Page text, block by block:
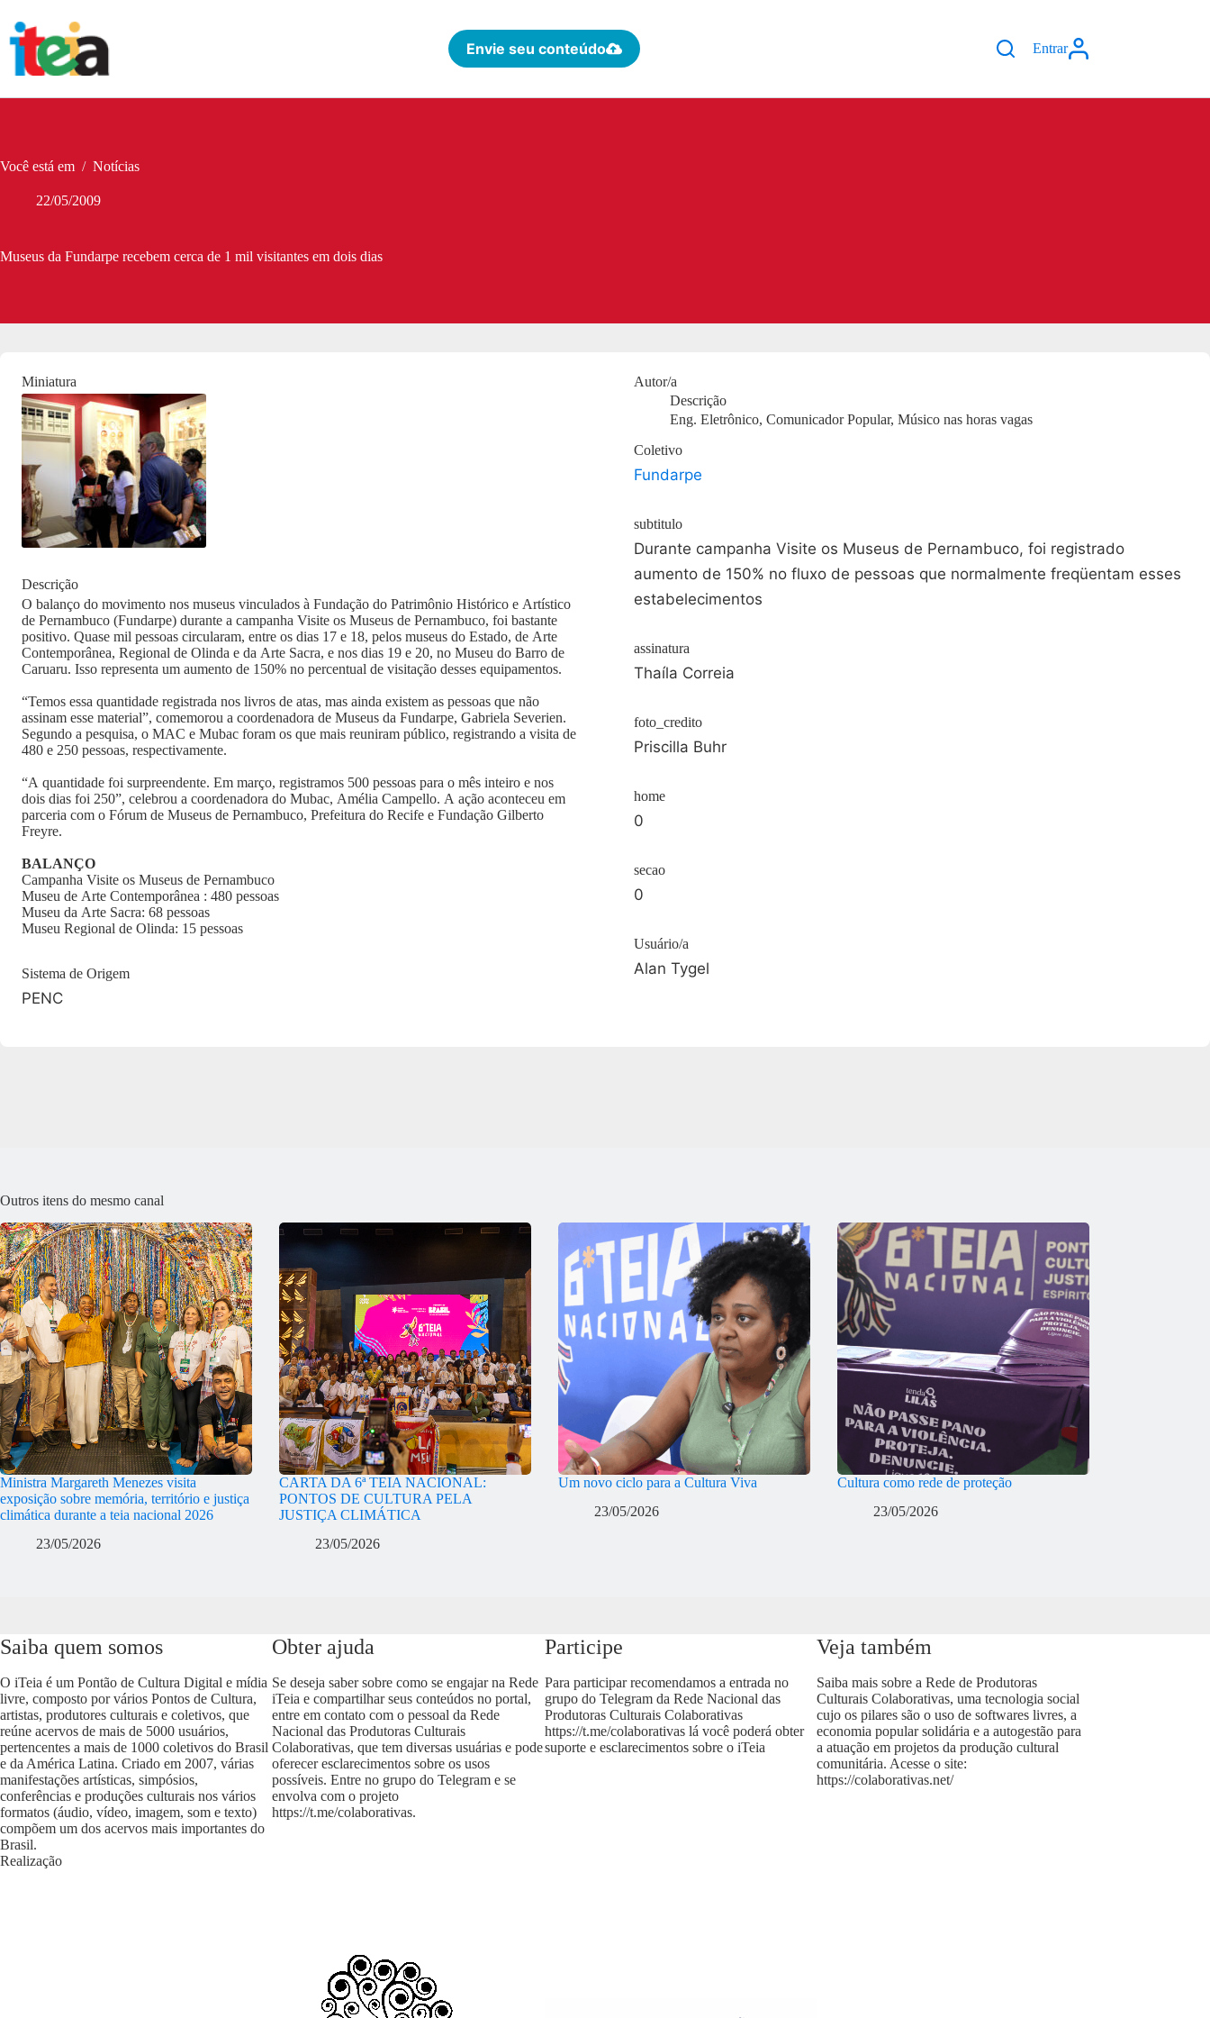
para
conteúdo
Envie seu conteúdo Entrar
Você está em / Notícias
22/05/2009
Museus da Fundarpe recebem cerca de 1 mil visitantes em dois dias
Miniatura
Descrição
O balanço do movimento nos museus vinculados à Fundação do Patrimônio Histórico e Artístico
de Pernambuco (Fundarpe) durante a campanha Visite os Museus de Pernambuco, foi bastante
positivo. Quase mil pessoas circularam, entre os dias 17 e 18, pelos museus do Estado, de Arte
Contemporânea, Regional de Olinda e da Arte Sacra, e nos dias 19 e 20, no Museu do Barro de
Caruaru. Isso representa um aumento de 150% no percentual de visitação desses equipamentos.
“Temos essa quantidade registrada nos livros de atas, mas ainda existem as pessoas que não
assinam esse material”, comemorou a coordenadora de Museus da Fundarpe, Gabriela Severien.
Segundo a pesquisa, o MAC e Mubac foram os que mais reuniram público, registrando a visita de
480 e 250 pessoas, respectivamente.
“A quantidade foi surpreendente. Em março, registramos 500 pessoas para o mês inteiro e nos
dois dias foi 250”, celebrou a coordenadora do Mubac, Amélia Campello. A ação aconteceu em
parceria com o Fórum de Museus de Pernambuco, Prefeitura do Recife e Fundação Gilberto
Freyre.
BALANÇO
Campanha Visite os Museus de Pernambuco
Museu de Arte Contemporânea : 480 pessoas
Museu da Arte Sacra: 68 pessoas
Museu Regional de Olinda: 15 pessoas
Sistema de Origem
PENC
Autor/a
Descrição
Eng. Eletrônico, Comunicador Popular, Músico nas horas vagas
Coletivo
Fundarpe
subtitulo
Durante campanha Visite os Museus de Pernambuco, foi registrado
aumento de 150% no fluxo de pessoas que normalmente freqüentam esses
estabelecimentos
assinatura
Thaíla Correia
foto_credito
Priscilla Buhr
home
0
secao
0
Usuário/a
Alan Tygel
Outros itens do mesmo canal
Ministra Margareth Menezes visita
exposição sobre memória, território e justiça
climática durante a teia nacional 2026
23/05/2026
CARTA DA 6ª TEIA NACIONAL:
PONTOS DE CULTURA PELA
JUSTIÇA CLIMÁTICA
23/05/2026
Um novo ciclo para a Cultura Viva
23/05/2026
Cultura como rede de proteção
23/05/2026
Saiba quem somos
O iTeia é um Pontão de Cultura Digital e mídia
livre, composto por vários Pontos de Cultura,
artistas, produtores culturais e coletivos, que
reúne acervos de mais de 5000 usuários,
pertencentes a mais de 1000 coletivos do Brasil
e da América Latina. Criado em 2007, várias
manifestações artísticas, simpósios,
conferências e produções culturais nos vários
formatos (áudio, vídeo, imagem, som e texto)
compõem um dos acervos mais importantes do
Brasil.
Obter ajuda
Se deseja saber sobre como se engajar na Rede
iTeia e compartilhar seus conteúdos no portal,
entre em contato com o pessoal da Rede
Nacional das Produtoras Culturais
Colaborativas, que tem diversas usuárias e pode
oferecer esclarecimentos sobre os usos
possíveis. Entre no grupo do Telegram e se
envolva com o projeto
https://t.me/colaborativas.
Participe
Para participar recomendamos a entrada no
grupo do Telegram da Rede Nacional das
Produtoras Culturais Colaborativas
https://t.me/colaborativaslá você poderá obter
suporte e esclarecimentos sobre o iTeia
Veja também
Saiba mais sobre a Rede de Produtoras
Culturais Colaborativas, uma tecnologia social
cujo os pilares são o uso de softwares livres, a
economia popular solidária e a autogestão para
a atuação em projetos da produção cultural
comunitária. Acesse o site:
https://colaborativas.net/
Realização